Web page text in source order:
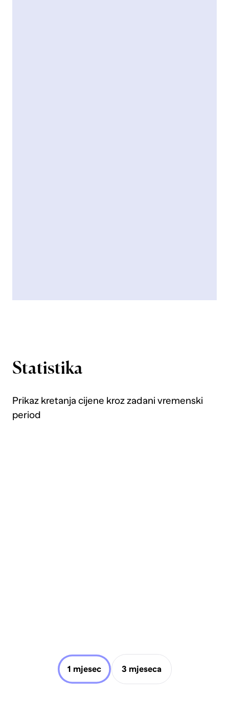
Statistika
Prikaz kretanja cijene kroz zadani vremenski
period
1 mjesec 3 mjeseca